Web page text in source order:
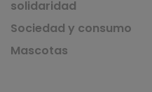
solidaridad
Sociedad y consumo
Mascotas